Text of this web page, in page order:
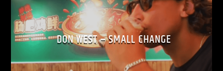
MAINSQUARE FESTIVAL 2026
POP
DON WEST – SMALL CHANGE